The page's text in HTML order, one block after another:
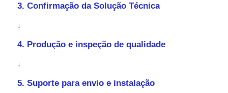
3. Confirmação da Solução Técnica
↓
4. Produção e inspeção de qualidade
↓
5. Suporte para envio e instalação